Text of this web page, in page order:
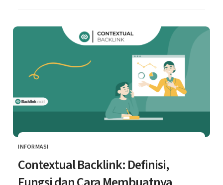
CATEGORY
INFORMASI
Contextual Backlink: Definisi,